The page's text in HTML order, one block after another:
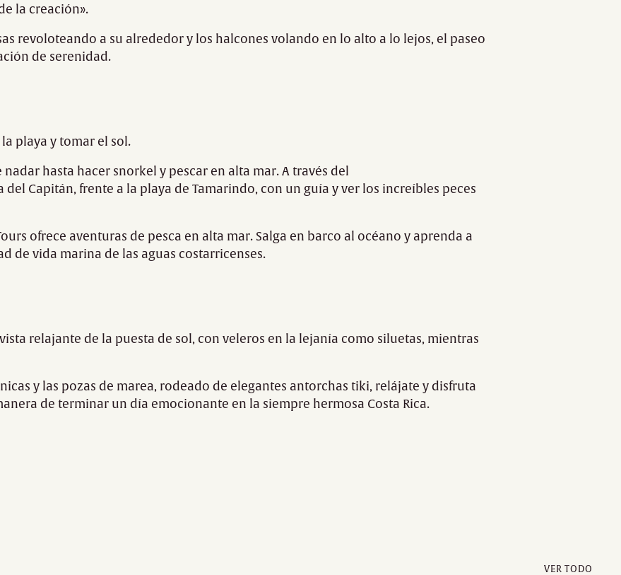
la creación».
revoloteando a su alrededor y los halcones volando en lo alto a lo lejos, el paseo
de serenidad.
playa y tomar el sol.
hasta hacer snorkel y pescar en alta mar. A través del
del Capitán, frente a la playa de Tamarindo, con un guía y ver los increíbles peces
ofrece aventuras de pesca en alta mar. Salga en barco al océano y aprenda a
de vida marina de las aguas costarricenses.
relajante de la puesta de sol, con veleros en la lejanía como siluetas, mientras
y las pozas de marea, rodeado de elegantes antorchas tiki, relájate y disfruta
de terminar un día emocionante en la siempre hermosa Costa Rica.
VER TODO